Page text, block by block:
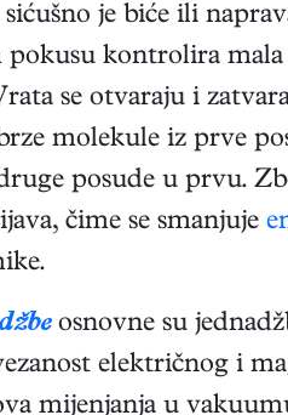
sićušno je biće ili
kontrolira
se otvaraju i
molekule iz prve
posude u prvu.
čime se smanjuje
osnovne su
električnog i
mijenjanja u